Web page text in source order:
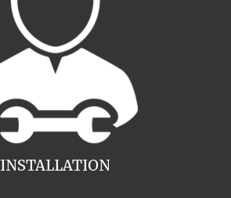
INSTALLATION